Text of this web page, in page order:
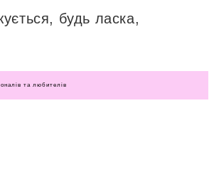
будь ласка,
та любителів